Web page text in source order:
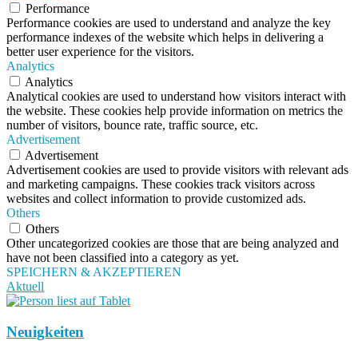
Performance
Performance cookies are used to understand and analyze the key
performance indexes of the website which helps in delivering a
better user experience for the visitors.
Analytics
Analytics
Analytical cookies are used to understand how visitors interact with
the website. These cookies help provide information on metrics the
number of visitors, bounce rate, traffic source, etc.
Advertisement
Advertisement
Advertisement cookies are used to provide visitors with relevant ads
and marketing campaigns. These cookies track visitors across
websites and collect information to provide customized ads.
Others
Others
Other uncategorized cookies are those that are being analyzed and
have not been classified into a category as yet.
SPEICHERN & AKZEPTIEREN
Aktuell
Neuigkeiten